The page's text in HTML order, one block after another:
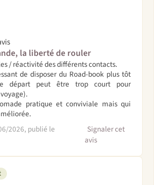
la liberté de rouler
/ réactivité des différents contacts.
de disposer du Road-book plus tôt
départ peut être trop court pour
pratique et conviviale mais qui
2026, publié le
Signaler cet
avis